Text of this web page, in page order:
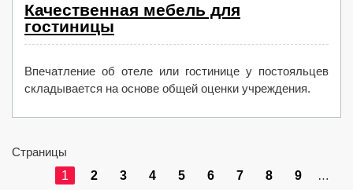
Качественная мебель для
гостиницы
Впечатление об отеле или гостинице у постояльцев
складывается на основе общей оценки учреждения.
Страницы
1
2 3 4 5 6 7 8 9
…